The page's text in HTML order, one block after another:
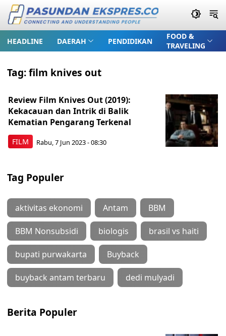
HEADLINE DAERAH PENDIDIKAN
FOOD &
TRAVELING
Tag:film knives out
FILM
Review Film Knives Out (2019):
Kekacauan dan Intrik di Balik
Kematian Pengarang Terkenal
Rabu, 7 Jun 2023 - 08:30
Tag Populer
aktivitas ekonomi Antam BBM
BBM Nonsubsidi biologis brasil vs haiti
bupati purwakarta Buyback
buyback antam terbaru dedi mulyadi
Berita Populer